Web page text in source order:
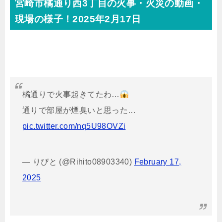
宮崎市橘通り西3丁目の火事・火災の動画・
現場の様子！2025年2月17日
橘通りで火事起きてたわ…
通りで部屋が煙臭いと思った…
pic.twitter.com/nq5U98OVZi
— りぴと (@Rihito08903340) February 17,
2025